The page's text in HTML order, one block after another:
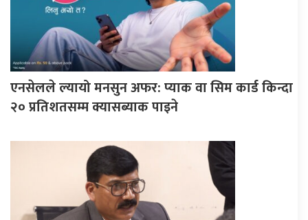
एनसेलले ल्यायो मनसुन अफर: प्याक वा सिम कार्ड किन्दा
२० प्रतिशतसम्म क्यासब्याक पाइने